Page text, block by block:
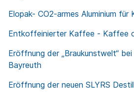
Elopak- CO2-armes Aluminium für
Entkoffeinierter Kaffee - Kaffee
Eröffnung der „Braukunstwelt“
Bayreuth
Eröffnung der neuen SLYRS